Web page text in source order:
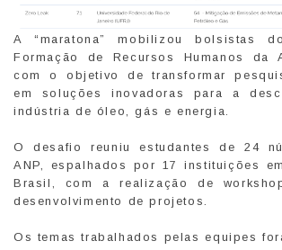
A “maratona” mobilizou bolsistas
Formação de Recursos Humanos da
com o objetivo de transformar
em soluções inovadoras para a
indústria de óleo, gás e energia.
O desafio reuniu estudantes de 24
ANP, espalhados por 17 instituições
Brasil, com a realização de
desenvolvimento de projetos.
Os temas trabalhados pelas equipes